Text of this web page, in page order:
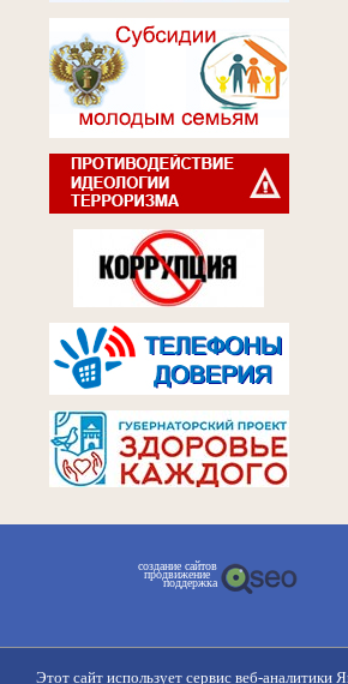
создание сайтов
продвижение
поддержка
Этот сайт использует сервис веб-